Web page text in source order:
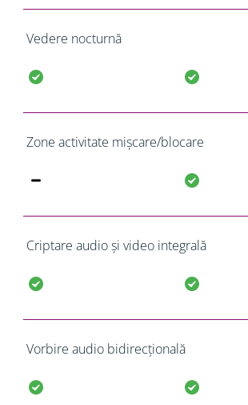
Vedere nocturnă
Zone activitate mișcare/blocare
Criptare audio și video integrală
Vorbire audio bidirecțională